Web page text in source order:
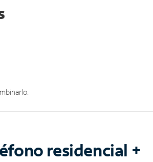
residencial +